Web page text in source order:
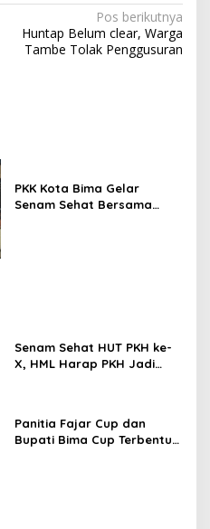
Pos berikutnya
Huntap Belum clear, Warga
Tambe Tolak Penggusuran
PKK Kota Bima Gelar
Senam Sehat Bersama
Senam Sehat HUT PKH ke-
X, HML Harap PKH Jadi
Panitia Fajar Cup dan
Bupati Bima Cup Terbentuk,